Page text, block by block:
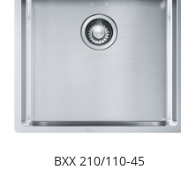
BXX 210/110-45